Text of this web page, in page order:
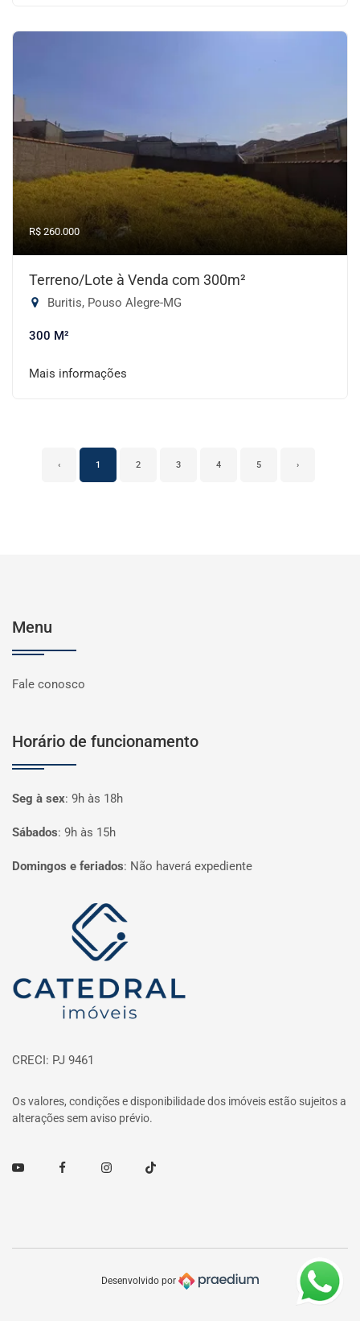
R$ 260.000
Terreno/Lote à Venda com 300m²
Buritis, Pouso Alegre-MG
300 M²
Mais informações
‹ 1 2 3 4 5 ›
Menu
Fale conosco
Horário de funcionamento
Seg à sex: 9h às 18h
Sábados: 9h às 15h
Domingos e feriados: Não haverá expediente
Página inicial
CRECI: PJ 9461
Os valores, condições e disponibilidade dos imóveis estão sujeitos a
alterações sem aviso prévio.
Youtube FacebookInstagramTikTok
Desenvolvido por